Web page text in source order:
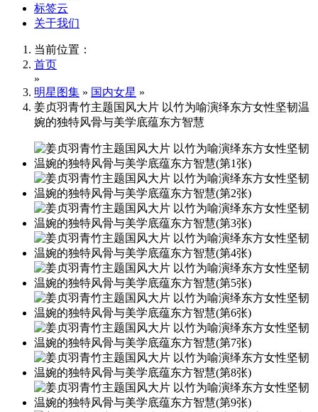
标签云
关于我们
当前位置：
首页
»
明星图集 » 国内女星 »
姜贞羽青竹主题国风大片 以竹为喻演绎东方女性坚韧温
婉的独特风骨与美学底蕴东方智慧